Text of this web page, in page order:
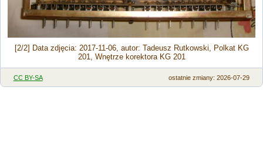
[2/2] Data zdjęcia: 2017-11-06, autor: Tadeusz Rutkowski, Polkat KG
201, Wnętrze korektora KG 201
CC BY-SA ostatnie zmiany: 2026-07-29